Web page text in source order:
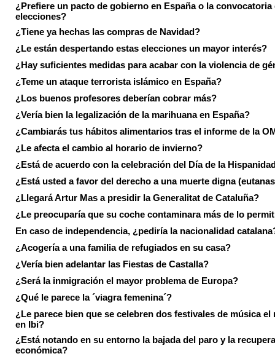
¿Prefiere un pacto de gobierno en España o la convocatoria
elecciones?
¿Tiene ya hechas las compras de Navidad?
¿Le están despertando estas elecciones un mayor interés?
¿Hay suficientes medidas para acabar con la violencia de
¿Teme un ataque terrorista islámico en España?
¿Los buenos profesores deberían cobrar más?
¿Vería bien la legalización de la marihuana en España?
¿Cambiarás tus hábitos alimentarios tras el informe de la
¿Le afecta el cambio al horario de invierno?
¿Está de acuerdo con la celebración del Día de la
¿Está usted a favor del derecho a una muerte digna
¿Llegará Artur Mas a presidir la Generalitat de Cataluña?
¿Le preocuparía que su coche contaminara más de lo
En caso de independencia, ¿pediría la nacionalidad
¿Acogería a una familia de refugiados en su casa?
¿Vería bien adelantar las Fiestas de Castalla?
¿Será la inmigración el mayor problema de Europa?
¿Qué le parece la ´viagra femenina´?
¿Le parece bien que se celebren dos festivales de música el
en Ibi?
¿Está notando en su entorno la bajada del paro y la
económica?